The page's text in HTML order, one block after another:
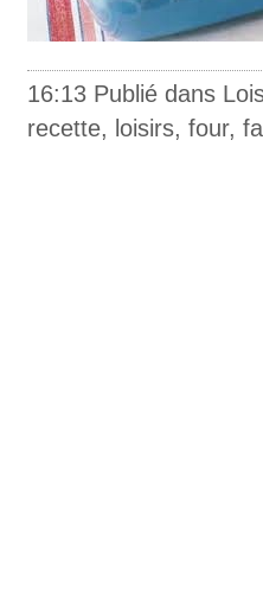
16:13 Publié dans
recette, loisirs, four,